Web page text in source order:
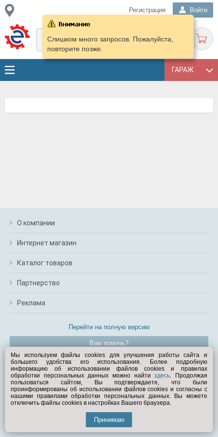
Регистрация Войти
ГАРАЖ
Слишком много запросов. Пожалуйста,
повторите позже.
О компании
Интернет магазин
Каталог товаров
Партнерство
Реклама
Перейти на полную версию
Вам помочь?
© Exist.ru 1998—2026
Мы используем файлы cookies для улучшения работы сайта и
большего удобства его использования. Более подробную
информацию об использовании файлов cookies и правилах
обработки персональных данных можно найтиздесь. Продолжая
пользоваться сайтом, Вы подтверждаете, что были
проинформированы об использовании файлов cookies и согласны с
нашими правилами обработки персональных данных. Вы можете
отключить файлы cookies в настройках Вашего браузера.
Принимаю